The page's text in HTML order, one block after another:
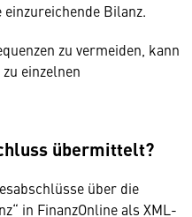
Bilanz.
zu vermeiden, kann
einzelnen
übermittelt?
über die
in FinanzOnline als XML-